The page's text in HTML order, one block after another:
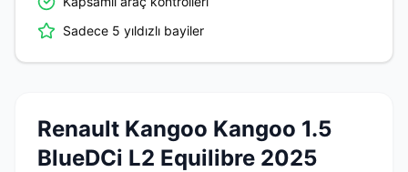
Sadece 5 yıldızlı bayiler
Renault Kangoo Kangoo 1.5
BlueDCi L2 Equilibre 2025